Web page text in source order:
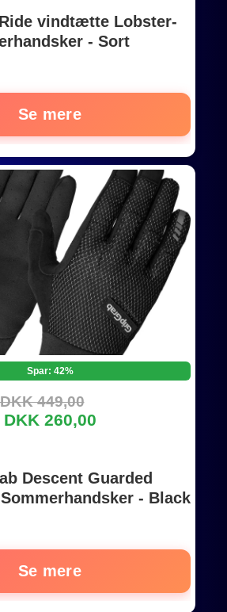
vindtætte Lobster-
- Sort
Se mere
Spar: 42%
DKK 449,00
DKK 260,00
Descent Guarded
- Black
Se mere